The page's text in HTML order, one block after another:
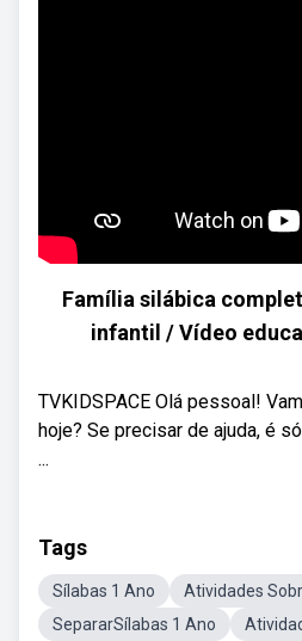
Família silábica
infantil / Vídeo
TVKIDSPACE Olá pessoal!
hoje? Se precisar de ajuda, é
...
Tags
Sílabas 1 Ano
Atividades
SepararSílabas 1 Ano